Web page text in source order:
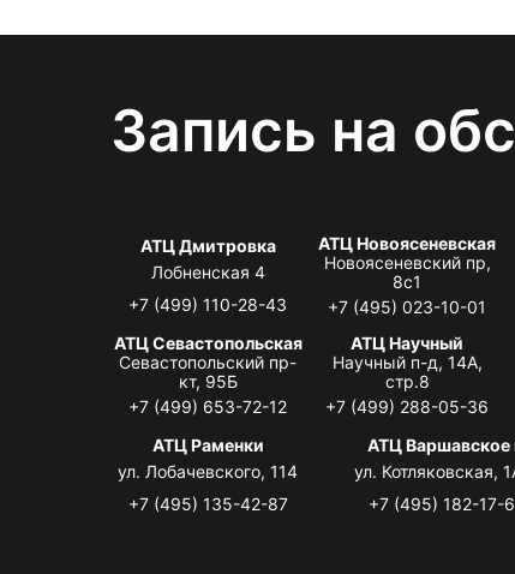
Запись на
АТЦ Дмитровка
Лобненская 4
+7 (499) 110-28-43
АТЦ Новоясеневская
Новоясеневский пр,
8с1
+7 (495) 023-10-01
АТЦ Севастопольская
Севастопольский пр-
кт, 95Б
+7 (499) 653-72-12
АТЦ Научный
Научный п-д, 14А,
стр.8
+7 (499) 288-05-36
АТЦ Раменки
ул. Лобачевского, 114
+7 (495) 135-42-87
АТЦ
ул. Котляковская,
+7 (495) 182-17-